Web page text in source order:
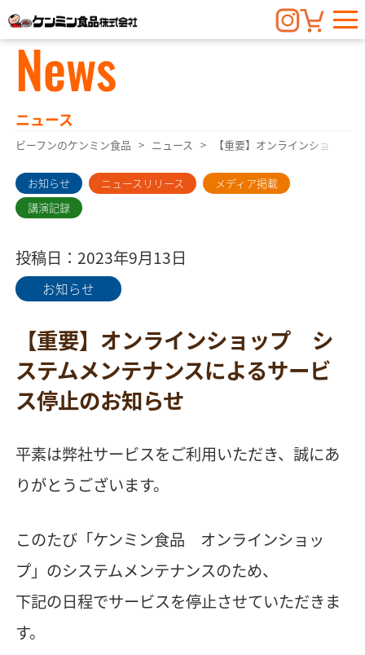
News
ニュース
ビーフンのケンミン食品 ニュース 【重要】オンラインショップ
お知らせ ニュースリリース
メディア掲載
講演記録
投稿日：2023年9月13日
お知らせ
【重要】オンラインショップ シ
ステムメンテナンスによるサービ
ス停止のお知らせ
平素は弊社サービスをご利用いただき、誠にあ
りがとうございます。
このたび「ケンミン食品 オンラインショッ
プ」のシステムメンテナンスのため、
下記の日程でサービスを停止させていただきま
す。